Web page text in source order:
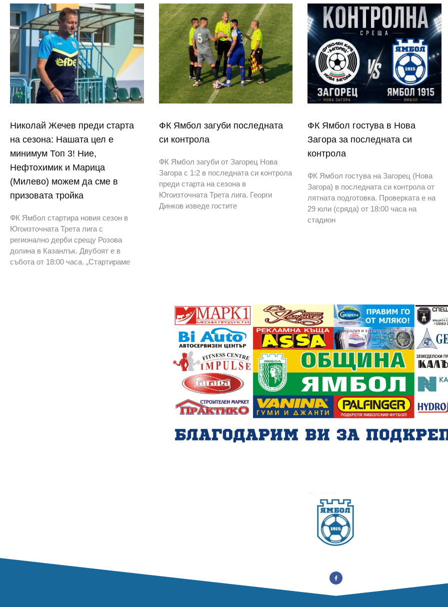
Николай Жечев преди старта
на сезона: Нашата цел е
минимум Топ 3! Ние,
Нефтохимик и Марица
(Милево) можем да сме в
призовата тройка
ФК Ямбол стартира новия сезон в
Югоизточната Трета лига с
регионално дерби срещу Розова
долина в Казанлък. Двубоят е в
събота от 18:00 часа. „Стартираме
ФК Ямбол загуби последната
си контрола
ФК Ямбол загуби от Загорец Нова
Загора с 1:2 в последната си контрола
преди старта на сезона в
Югоизточната Трета лига. Георги
Динков изведе гостите
ФК Ямбол гостува в Нова
Загора за последната си
контрола
ФК Ямбол гостува на Загорец (Нова
Загора) в последната си контрола от
лятната подготовка. Проверката е на
29 юли (сряда) от 18:00 часа на
стадион